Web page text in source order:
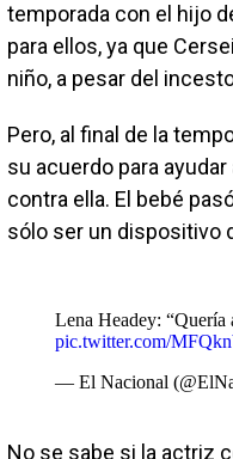
temporada con el hijo
para ellos, ya que
niño, a pesar del
Pero, al final de la
su acuerdo para
contra ella. El bebé
sólo ser un dispositivo
Lena Headey: “Quería
pic.twitter.com/
— El Nacional
No se sabe si la actriz